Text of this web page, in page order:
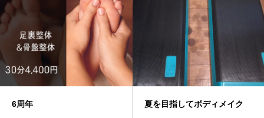
夏を目指してボディメイク レジフェス美祭出